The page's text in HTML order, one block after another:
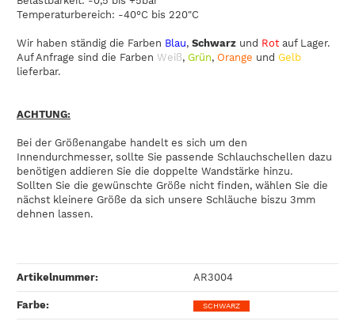
Temperaturbereich: -40°C bis 220"C
Wir haben ständig die Farben Blau, Schwarz und Rot auf Lager.
Auf Anfrage sind die Farben Weiß, Grün, Orange und Gelb
lieferbar.
ACHTUNG:
Bei der Größenangabe handelt es sich um den
Innendurchmesser, sollte Sie passende Schlauchschellen dazu
benötigen addieren Sie die doppelte Wandstärke hinzu.
Sollten Sie die gewünschte Größe nicht finden, wählen Sie die
nächst kleinere Größe da sich unsere Schläuche biszu 3mm
dehnen lassen.
Artikelnummer: AR3004
Farbe‍: SCHWARZ